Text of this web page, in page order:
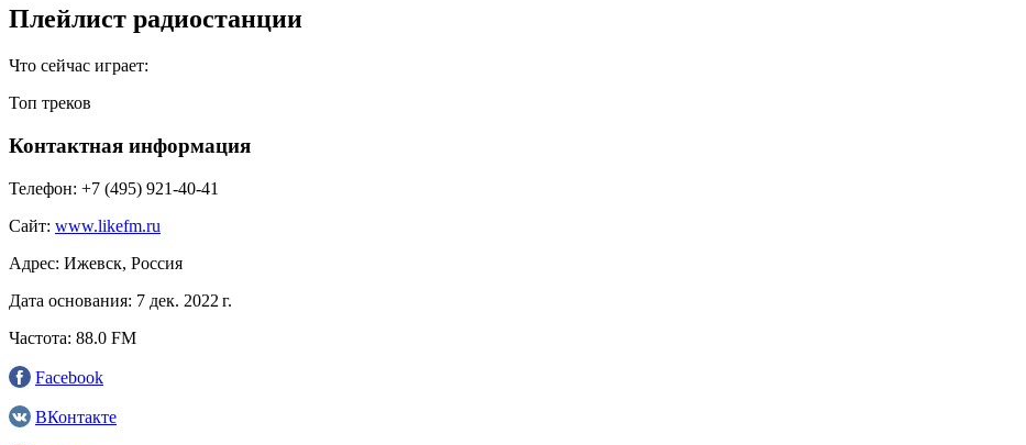
Плейлист радиостанции
Что сейчас играет:
Топ треков
Контактная информация
Телефон: +7 (495) 921-40-41
Сайт: www.likefm.ru
Адрес: Ижевск, Россия
Дата основания: 7 дек. 2022 г.
Частота: 88.0 FM
Facebook
ВКонтакте